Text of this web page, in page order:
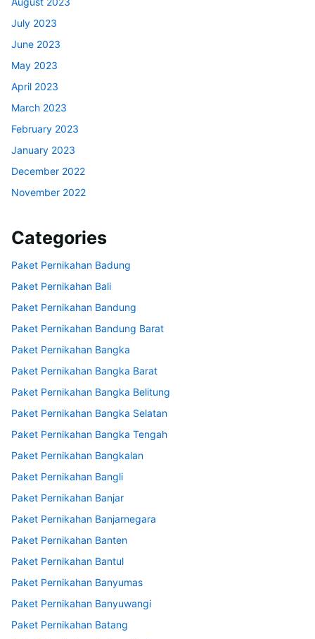
July 2023
June 2023
May 2023
April 2023
March 2023
February 2023
January 2023
December 2022
November 2022
Categories
Paket Pernikahan Badung
Paket Pernikahan Bali
Paket Pernikahan Bandung
Paket Pernikahan Bandung Barat
Paket Pernikahan Bangka
Paket Pernikahan Bangka Barat
Paket Pernikahan Bangka Belitung
Paket Pernikahan Bangka Selatan
Paket Pernikahan Bangka Tengah
Paket Pernikahan Bangkalan
Paket Pernikahan Bangli
Paket Pernikahan Banjar
Paket Pernikahan Banjarnegara
Paket Pernikahan Banten
Paket Pernikahan Bantul
Paket Pernikahan Banyumas
Paket Pernikahan Banyuwangi
Paket Pernikahan Batang